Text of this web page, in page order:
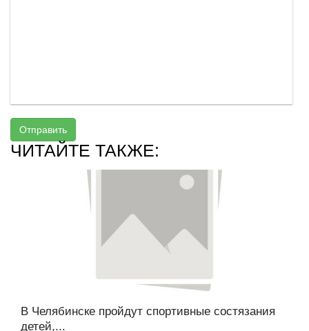
Отправить
ЧИТАЙТЕ ТАКЖЕ:
В Челябинске пройдут спортивные состязания
детей,...